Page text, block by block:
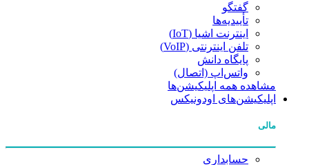
گفتگو
تأییدیه‌ها
اینترنت اشیا (IoT)
تلفن اینترنتی (VoIP)
پایگاه دانش
واتس‌اپ (اتصال)
مشاهده همه اپلیکیشن‌ها
اپلیکیشن‌های اودونیکس
مالی
حسابداری